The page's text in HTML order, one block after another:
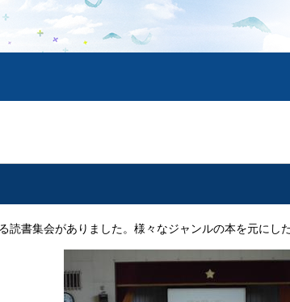
読書集会がありました。様々なジャンルの本を元にし